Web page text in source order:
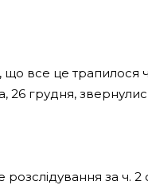
все це трапилося
грудня, звернулись
розслідування за ч.